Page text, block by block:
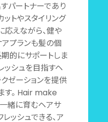
パートナーであり
ットやスタイリング
応えながら、健や
プランも髪の個
的にサポートしま
ッシュを目指すヘ
クゼーションを提供
す。 Hair make
緒に育むヘアサ
ッシュできる、ア